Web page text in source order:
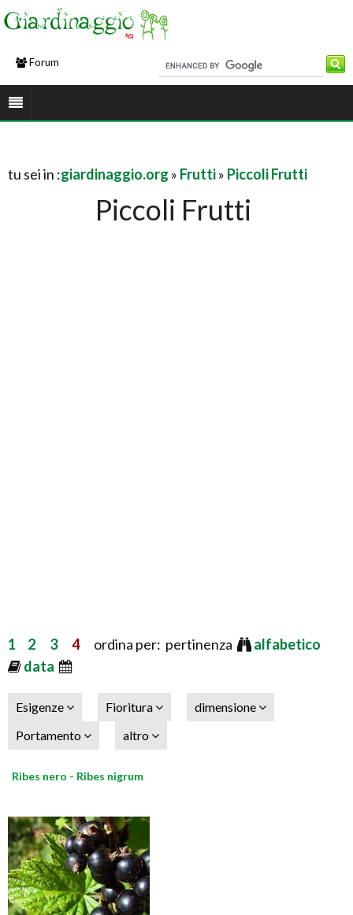
Forum
tu sei in :giardinaggio.org » Frutti» Piccoli Frutti
Piccoli Frutti
1 2 3 4ordina per: pertinenza
alfabetico
data
Esigenze Fioritura
dimensione
Portamento
altro
Ribes nero - Ribes nigrum